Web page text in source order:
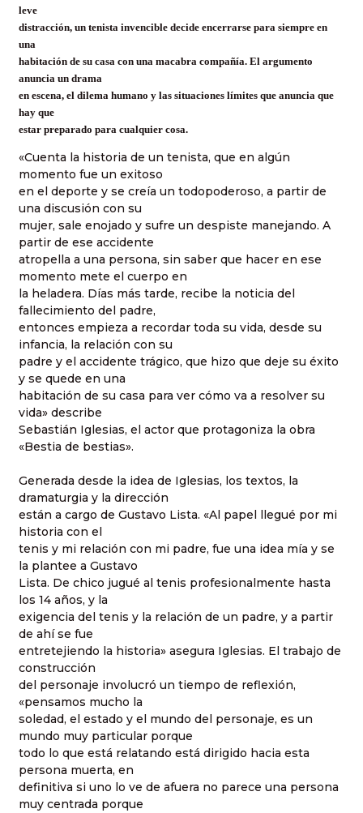
leve
distracción, un tenista invencible decide encerrarse para siempre en
una
habitación de su casa con una macabra compañía. El argumento
anuncia un drama
en escena, el dilema humano y las situaciones límites que anuncia que
hay que
estar preparado para cualquier cosa.
«Cuenta la historia de un tenista, que en algún
momento fue un exitoso
en el deporte y se creía un todopoderoso, a partir de
una discusión con su
mujer, sale enojado y sufre un despiste manejando. A
partir de ese accidente
atropella a una persona, sin saber que hacer en ese
momento mete el cuerpo en
la heladera. Días más tarde, recibe la noticia del
fallecimiento del padre,
entonces empieza a recordar toda su vida, desde su
infancia, la relación con su
padre y el accidente trágico, que hizo que deje su éxito
y se quede en una
habitación de su casa para ver cómo va a resolver su
vida» describe
Sebastián Iglesias, el actor que protagoniza la obra
«Bestia de bestias».
Generada desde la idea de Iglesias, los textos, la
dramaturgia y la dirección
están a cargo de Gustavo Lista. «Al papel llegué por mi
historia con el
tenis y mi relación con mi padre, fue una idea mía y se
la plantee a Gustavo
Lista. De chico jugué al tenis profesionalmente hasta
los 14 años, y la
exigencia del tenis y la relación de un padre, y a partir
de ahí se fue
entretejiendo la historia» asegura Iglesias. El trabajo de
construcción
del personaje involucró un tiempo de reflexión,
«pensamos mucho la
soledad, el estado y el mundo del personaje, es un
mundo muy particular porque
todo lo que está relatando está dirigido hacia esta
persona muerta, en
definitiva si uno lo ve de afuera no parece una persona
muy centrada porque